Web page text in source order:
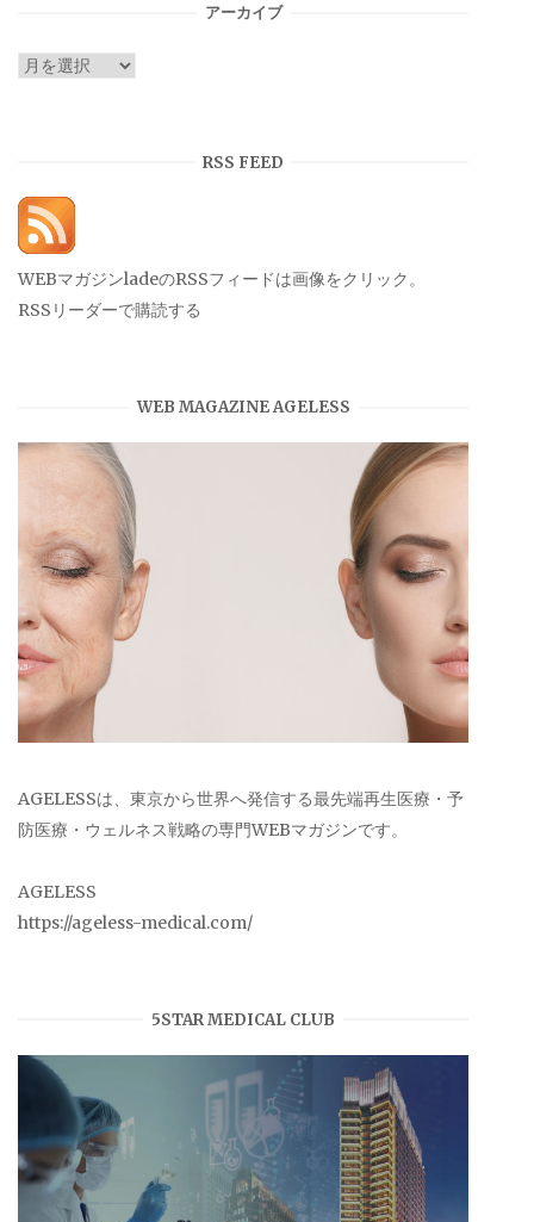
アーカイブ
ア
RSS FEED
WEBマガジンladeのRSSフィードは画像をクリック。
RSSリーダーで購読する
WEB MAGAZINE AGELESS
AGELESSは、東京から世界へ発信する最先端再生医療・予
防医療・ウェルネス戦略の専門WEBマガジンです。
AGELESS
https://ageless-medical.com/
5STAR MEDICAL CLUB